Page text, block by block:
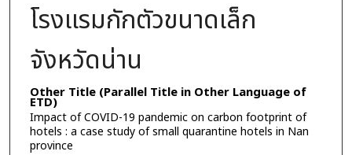
โรงแรมกักตัวขนาดเล็ก
จังหวัดน่าน
Other Title (Parallel Title in Other Language of
ETD)
Impact of COVID-19 pandemic on carbon footprint of
hotels : a case study of small quarantine hotels in Nan
province